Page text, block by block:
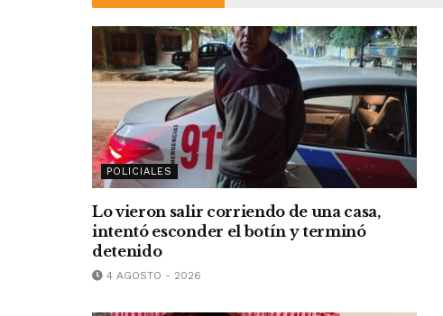
POLICIALES
Lo vieron salir corriendo de una casa,
intentó esconder el botín y terminó
detenido
4 AGOSTO - 2026